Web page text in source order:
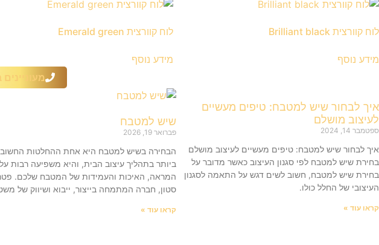
לוח קוורצית Brilliant black
מידע נוסף
לוח קוורצית Emerald green
מידע נוסף
איך לבחור שיש למטבח: טיפים מעשיים
לעיצוב מושלם
ספטמבר 14, 2024
איך לבחור שיש למטבח: טיפים מעשיים לעיצוב מושלם
בחירת שיש למטבח לפי סגנון העיצוב כאשר מדובר על
בחירת שיש למטבח, חשוב לשים דגש על התאמה לסגנון
העיצובי של החלל כולו.
קראו עוד »
שיש למטבח
פברואר 19, 2026
הבחירה בשיש למטבח היא אחת ההחלטות
ביותר בתהליך עיצוב הבית, והיא משפיעה רבות על
המראה, האיכות והעמידות של המטבח שלכם.
סטון, חברה המתמחה בייצור, ייבוא ושיווק של
קראו עוד »